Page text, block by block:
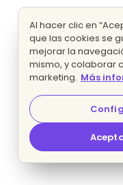
Al hacer clic en
que las cookies se
mejorar la
mismo, y colaborar
marketing. Más